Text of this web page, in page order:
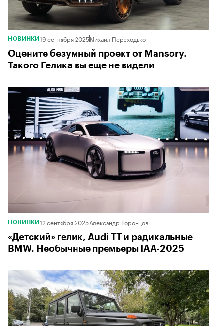
НОВИНКИ 19 сентября 2025Михаил Переходько
Оцените безумный проект от Mansory.
Такого Гелика вы еще не видели
НОВИНКИ 12 сентября 2025Александр Воронцов
«Детский» гелик, Audi ТТ и радикальные
BMW. Необычные премьеры IAA-2025